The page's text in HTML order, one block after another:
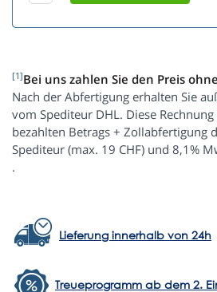
[1]Bei uns zahlen Sie den Preis
Nach der Abfertigung erhalten Sie
vom Spediteur DHL. Diese
bezahlten Betrags + Zollabfertigung
Spediteur (max. 19 CHF) und 8,1%
.
Lieferung innerhalb von 24h
Treueprogramm ab dem 2.